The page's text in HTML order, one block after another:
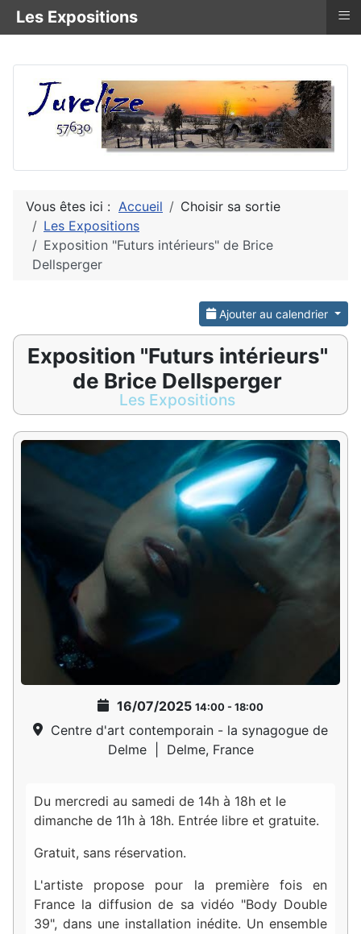
Vous êtes ici : Accueil
Choisir sa sortie
Les Expositions
Exposition "Futurs intérieurs" de Brice
Dellsperger
Ajouter au calendrier
Exposition "Futurs intérieurs"
de Brice Dellsperger
Les Expositions
16/07/2025 14:00 - 18:00
Centre d'art contemporain - la synagogue de
Delme
Delme, France
Du mercredi au samedi de 14h à 18h et le
dimanche de 11h à 18h. Entrée libre et gratuite.
Gratuit, sans réservation.
L'artiste propose pour la première fois en
France la diffusion de sa vidéo "Body Double
39", dans une installation inédite. Un ensemble
Les Expositions ≡